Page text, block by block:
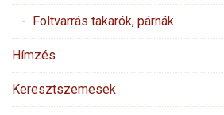
- Foltvarrás takarók, párnák
Hímzés
Keresztszemesek